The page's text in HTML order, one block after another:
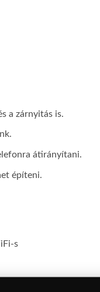
a zárnyitás is.
átirányítani.
építeni.
s